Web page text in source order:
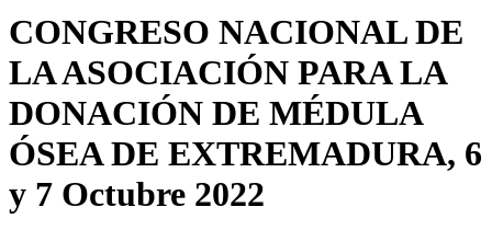
CONGRESO NACIONAL DE
LA ASOCIACIÓN PARA LA
DONACIÓN DE MÉDULA
ÓSEA DE EXTREMADURA, 6
y 7 Octubre 2022